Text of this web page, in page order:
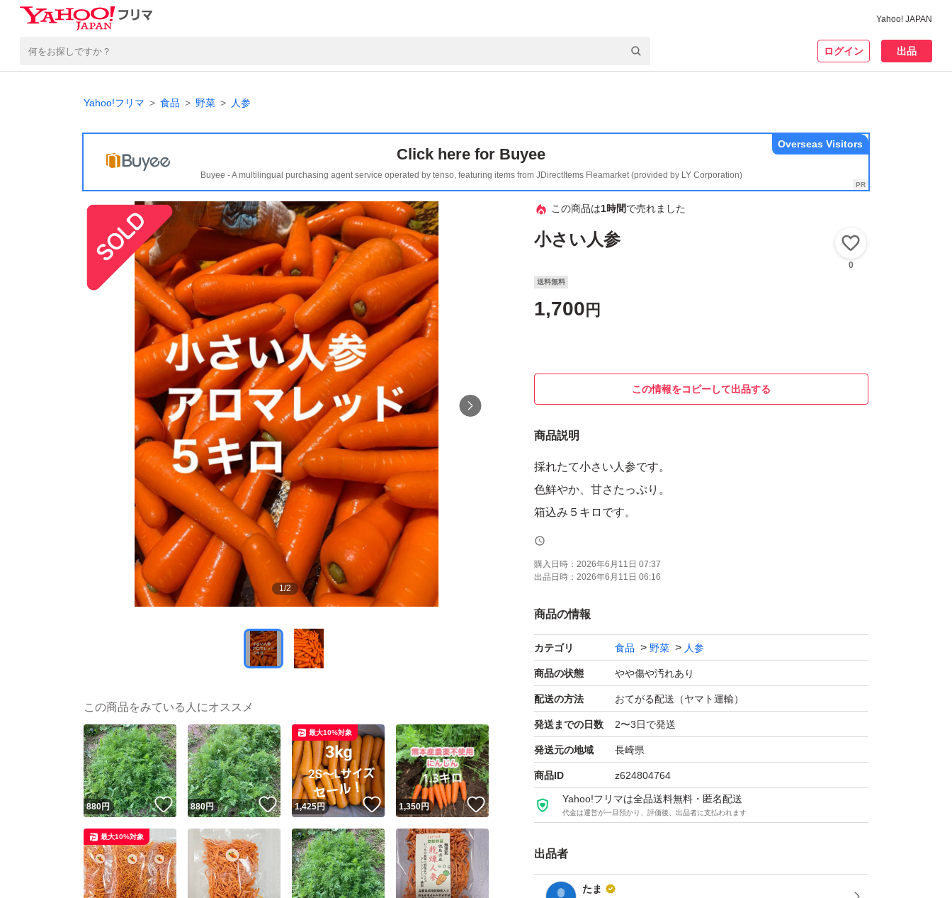
Yahoo! JAPAN
ログイン 出品
Yahoo!フリマ 食品 野菜 人参
Click here for Buyee
Buyee - A multilingual purchasing agent service operated by tenso, featuring items from JDirectItems Fleamarket (provided by LY Corporation)
Overseas Visitors
1/2
この商品は1時間で売れました
小さい人参
0
送料無料
1,700 円
この情報をコピーして出品する
商品説明
採れたて小さい人参です。
色鮮やか、甘さたっぷり。
箱込み５キロです。
購入日時： 2026年6月11日 07:37
出品日時： 2026年6月11日 06:16
商品の情報
カテゴリ 食品 野菜 人参
商品の状態 やや傷や汚れあり
配送の方法 おてがる配送（ヤマト運輸）
発送までの日数 2〜3日で発送
発送元の地域 長崎県
商品ID z624804764
Yahoo!フリマは全品送料無料・匿名配送
代金は運営が一旦預かり、評価後、出品者に支払われます
出品者
たま
この商品をみている人にオススメ
880円 いいね！
880円 いいね！
1,425円 いいね！
最大10%対象
1,350円 いいね！
最大10%対象